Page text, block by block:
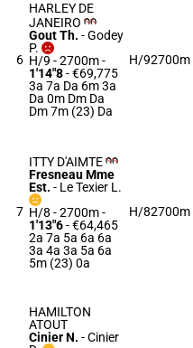
6
HARLEY DE
JANEIRO
Gout Th. -Godey
P.
H/9 - 2700m-
1'14"8- €69,775
3a 7a Da 6m 3a
Da 0m Dm Da
Dm 7m (23) Da
H/92700m
7
ITTY D'AIMTE
Fresneau Mme
Est. - Le Texier L.
H/8 - 2700m-
1'13"6- €64,465
2a 7a 5a 6a 6a
3a 4a 3a 5a 6a
5m (23) 0a
H/82700m
HAMILTON
ATOUT
Cinier N. -Cinier